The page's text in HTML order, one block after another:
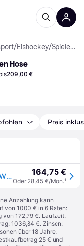
/Eishockey/ Spieler-Schutzausrüstung
Hose
bis209,00 €
Preis
CCM, Damen, Sporthose, JetSpeed FTW SR Damen-Hockeyhose (Schwarz, M) (M), Schwarz 164,75 €
Oder 28,45 €/Mon.¹
Anzahlung kann
von 1000 € in 6 Raten:
von 172,79 €. Laufzeit:
1036,84 €. Zinsen:
über 18 Jahre.
25 € und